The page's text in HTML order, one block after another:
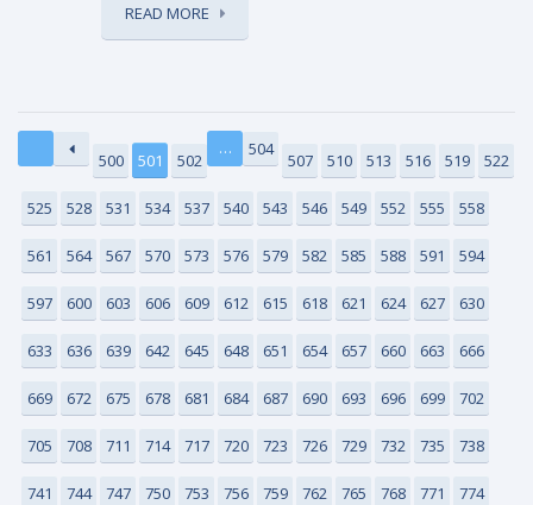
READ MORE
500 501 502
… 504
507 510 513 516 519 522
525 528 531 534 537 540 543 546 549 552 555 558
561 564 567 570 573 576 579 582 585 588 591 594
597 600 603 606 609 612 615 618 621 624 627 630
633 636 639 642 645 648 651 654 657 660 663 666
669 672 675 678 681 684 687 690 693 696 699 702
705 708 711 714 717 720 723 726 729 732 735 738
741 744 747 750 753 756 759 762 765 768 771 774